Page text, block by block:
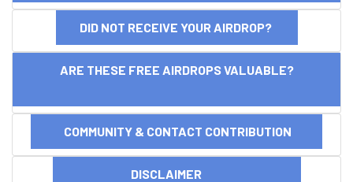
DID NOT RECEIVE YOUR AIRDROP?
ARE THESE FREE AIRDROPS VALUABLE?
COMMUNITY & CONTACT CONTRIBUTION
DISCLAIMER